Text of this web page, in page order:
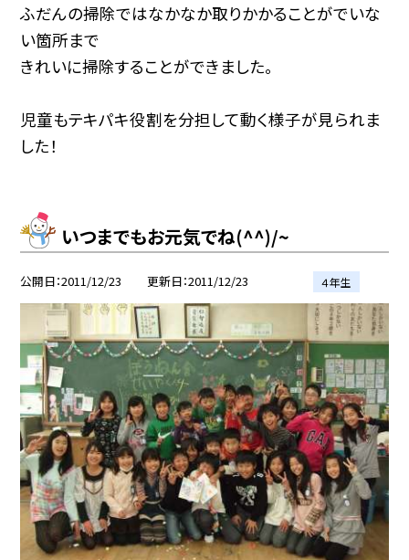
ふだんの掃除ではなかなか取りかかることがでいな
い箇所まで
きれいに掃除することができました。
児童もテキパキ役割を分担して動く様子が見られま
した！
いつまでもお元気でね(^^)/~
公開日 2011/12/23 更新日 2011/12/23 ４年生